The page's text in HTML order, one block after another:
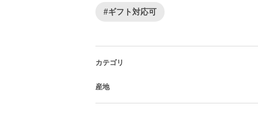
#ギフト対応可
カテゴリ
産地